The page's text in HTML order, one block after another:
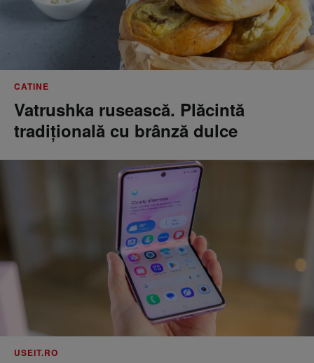
CATINE
Vatrushka rusească. Plăcintă
tradițională cu brânză dulce
USEIT.RO